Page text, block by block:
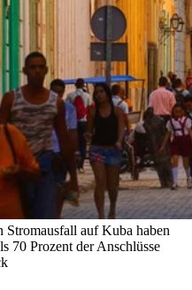
Stromausfall auf Kuba haben
70 Prozent der Anschlüsse